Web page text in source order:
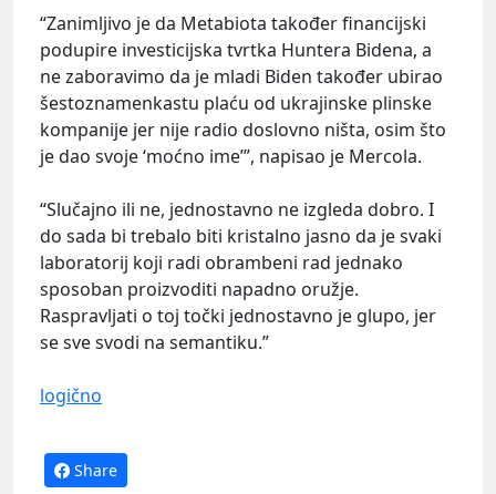
“Zanimljivo je da Metabiota također financijski
podupire investicijska tvrtka Huntera Bidena, a
ne zaboravimo da je mladi Biden također ubirao
šestoznamenkastu plaću od ukrajinske plinske
kompanije jer nije radio doslovno ništa, osim što
je dao svoje ‘moćno ime’”, napisao je Mercola.
“Slučajno ili ne, jednostavno ne izgleda dobro. I
do sada bi trebalo biti kristalno jasno da je svaki
laboratorij koji radi obrambeni rad jednako
sposoban proizvoditi napadno oružje.
Raspravljati o toj točki jednostavno je glupo, jer
se sve svodi na semantiku.”
logično
Share